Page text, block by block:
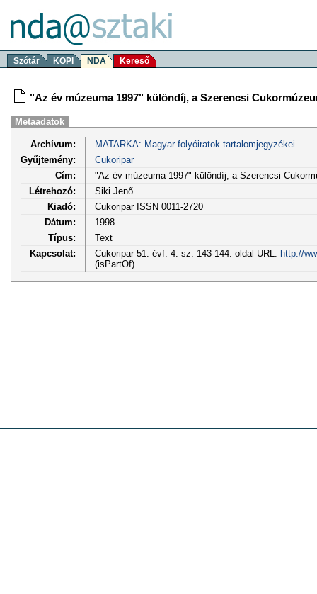
Szótár KOPI NDA Kereső
"Az év múzeuma 1997" különdíj, a Szerencsi
Metaadatok
Archívum:
MATARKA: Magyar folyóiratok tartalomjegyzékei
Gyűjtemény:
Cukoripar
Cím:
"Az év múzeuma 1997" különdíj, a Szerencsi
Létrehozó:
Siki Jenő
Kiadó:
Cukoripar ISSN 0011-2720
Dátum:
1998
Típus:
Text
Kapcsolat:
Cukoripar 51. évf. 4. sz. 143-144. oldal URL: http://
(isPartOf)